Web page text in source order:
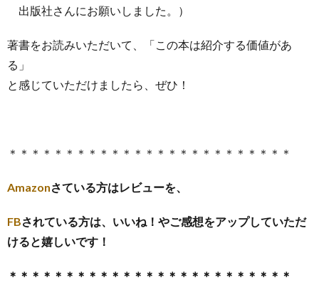
出版社さんにお願いしました。）
著書をお読みいただいて、「この本は紹介する価値があ
る」
と感じていただけましたら、ぜひ！
＊＊＊＊＊＊＊＊＊＊＊＊＊＊＊＊＊＊＊＊＊＊＊＊＊
Amazonさている方はレビューを、
FBされている方は、いいね！やご感想をアップしていただ
けると嬉しいです！
＊＊＊＊＊＊＊＊＊＊＊＊＊＊＊＊＊＊＊＊＊＊＊＊＊